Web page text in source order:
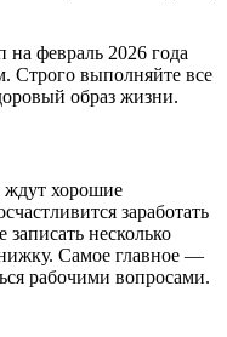
на февраль 2026 года
Строго выполняйте все
образ жизни.
ждут хорошие
заработать
несколько
Самое главное —
рабочими вопросами.